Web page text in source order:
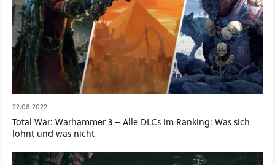
22.08.2022
Total War: Warhammer 3 – Alle DLCs im Ranking: Was sich
lohnt und was nicht